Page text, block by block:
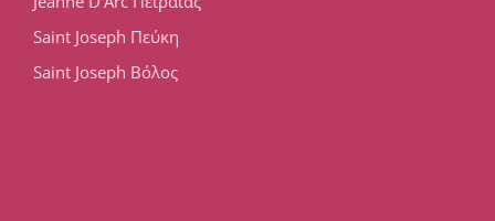
Saint Joseph Πεύκη
Saint Joseph Βόλος